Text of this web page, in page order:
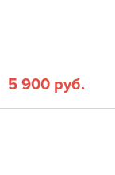
5 900 руб.